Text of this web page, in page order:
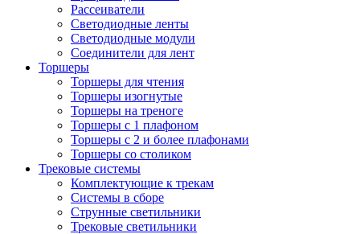
Рассеиватели
Светодиодные ленты
Светодиодные модули
Соединители для лент
Торшеры
Торшеры для чтения
Торшеры изогнутые
Торшеры на треноге
Торшеры с 1 плафоном
Торшеры с 2 и более плафонами
Торшеры со столиком
Трековые системы
Комплектующие к трекам
Системы в сборе
Струнные светильники
Трековые светильники